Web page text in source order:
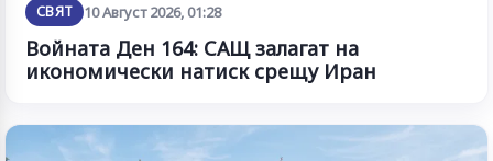
СВЯТ 10 Август 2026, 01:28
Войната Ден 164: САЩ залагат на
икономически натиск срещу Иран